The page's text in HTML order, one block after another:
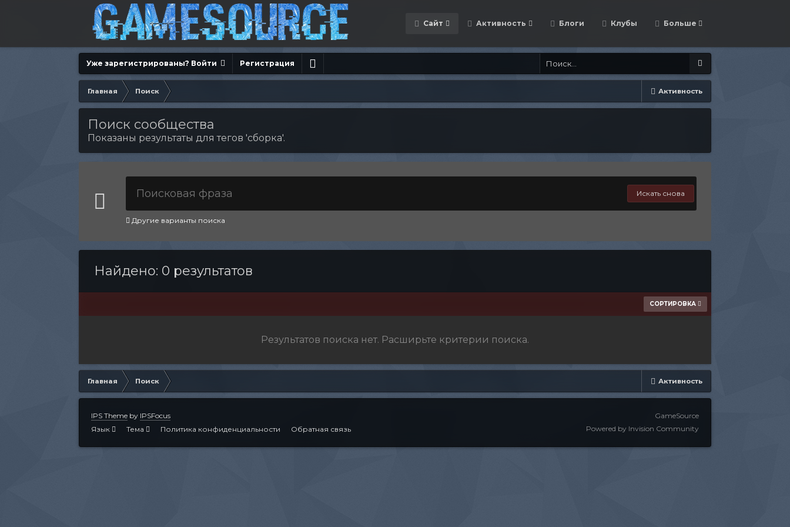
Сайт Активность Блоги Клубы Больше
Уже зарегистрированы? Войти Регистрация
Активность
Главная Поиск
Поиск сообщества
Показаны результаты для тегов 'сборка'.
Искать снова
Другие варианты поиска
Найдено: 0 результатов
СОРТИРОВКА
Результатов поиска нет. Расширьте критерии поиска.
Активность
Главная Поиск
IPS Theme by IPSFocus
Язык
Тема Политика конфиденциальности Обратная связь
GameSource
Powered by Invision Community